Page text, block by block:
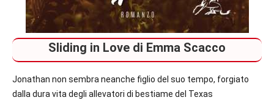
Sliding in Love di Emma Scacco
Jonathan non sembra neanche figlio del suo tempo, forgiato
dalla dura vita degli allevatori di bestiame del Texas